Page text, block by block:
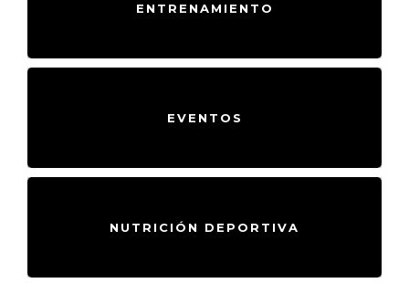
ENTRENAMIENTO
EVENTOS
NUTRICIÓN DEPORTIVA